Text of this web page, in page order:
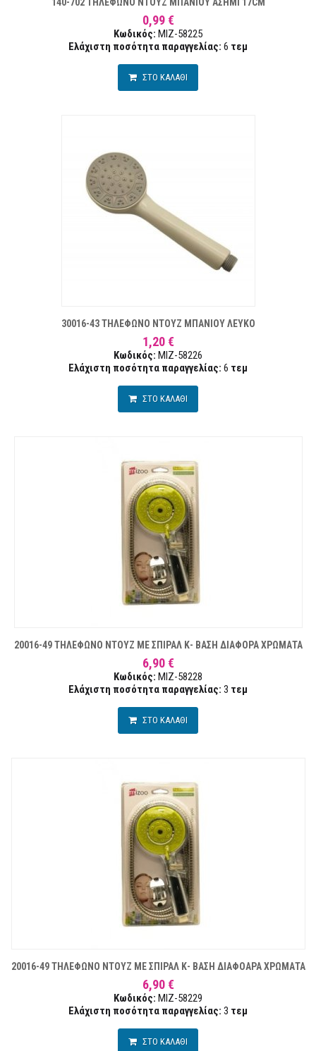
0,99 €
Κωδικός: MIZ-58225
Ελάχιστη ποσότητα παραγγελίας: 6 τεμ
ΣΤΟ ΚΑΛΑΘΙ
30016-43 ΤΗΛΕΦΩΝΟ ΝΤΟΥΖ ΜΠΑΝΙΟΥ ΛΕΥΚΟ
1,20 €
Κωδικός: MIZ-58226
Ελάχιστη ποσότητα παραγγελίας: 6 τεμ
ΣΤΟ ΚΑΛΑΘΙ
20016-49 ΤΗΛΕΦΩΝΟ ΝΤΟΥΖ ΜΕ ΣΠΙΡΑΛ Κ- ΒΑΣΗ ΔΙΑΦΟΡΑ ΧΡΩΜΑΤΑ
6,90 €
Κωδικός: MIZ-58228
Ελάχιστη ποσότητα παραγγελίας: 3 τεμ
ΣΤΟ ΚΑΛΑΘΙ
20016-49 ΤΗΛΕΦΩΝΟ ΝΤΟΥΖ ΜΕ ΣΠΙΡΑΛ Κ- ΒΑΣΗ ΔΙΑΦΟΑΡΑ ΧΡΩΜΑΤΑ
6,90 €
Κωδικός: MIZ-58229
Ελάχιστη ποσότητα παραγγελίας: 3 τεμ
ΣΤΟ ΚΑΛΑΘΙ